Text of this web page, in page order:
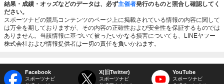
結果・成績・オッズなどのデータは、必ず主催者発行のものと照合し確認してく
ださい。
スポーツナビの競馬コンテンツのページ上に掲載されている情報の内容に関して
は万全を期しておりますが、その内容の正確性および安全性を保証するものでは
ありません。当該情報に基づいて被ったいかなる損害についても、LINEヤフー
株式会社および情報提供者は一切の責任を負いかねます。
Facebook
スポーツナビ
X(旧Twitter)
スポーツナビ
YouTube
スポーツナビ